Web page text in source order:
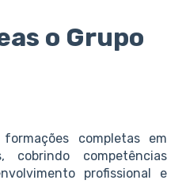
o Grupo
completas em
cobrindo competências
profissional e